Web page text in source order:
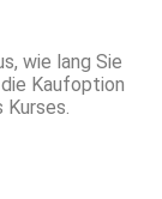
wie lang Sie
Kaufoption